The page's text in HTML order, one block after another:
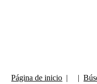
Página de inicio | |